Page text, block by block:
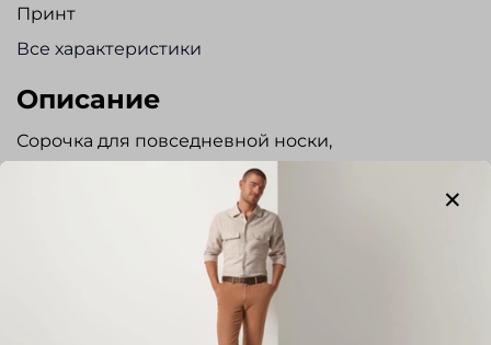
Принт
Все характеристики
Описание
Сорочка для повседневной носки,
полуприлегающего силуэта из
высококачественного хлопка с обработкой EASY
IRON (легкий уход). Без кармана. Прекрасно
сочетается с брюками и джинсами.